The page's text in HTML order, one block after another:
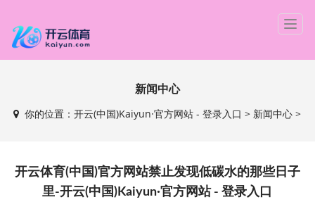
T
g
n
i
g
新闻中心
你的位置：开云(中国)Kaiyun·官方网站 - 登录入口 > 新闻中心 >
开云体育(中国)官方网站禁止发现低碳水的那些日子
里-开云(中国)Kaiyun·官方网站 - 登录入口